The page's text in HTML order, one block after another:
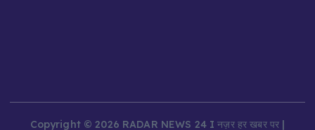
Copyright © 2026 RADAR NEWS 24 I नज़र हर खबर पर |